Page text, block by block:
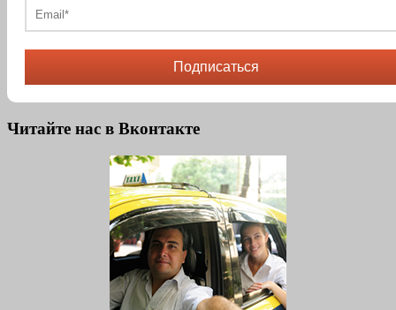
Подписаться
Читайте нас в Вконтакте